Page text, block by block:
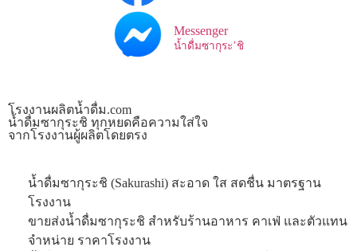
Messenger
น้ำดื่มซากุระ’ชิ
โรงงานผลิตน้ำดื่ม.com
น้ำดื่มซากุระชิ ทุกหยดคือความใส่ใจ
จากโรงงานผู้ผลิตโดยตรง
น้ำดื่มซากุระชิ (Sakurashi) สะอาด ใส สดชื่น มาตรฐาน
โรงงาน
ขายส่งน้ำดื่มซากุระชิ สำหรับร้านอาหาร คาเฟ่ และตัวแทน
จำหน่าย ราคาโรงงาน